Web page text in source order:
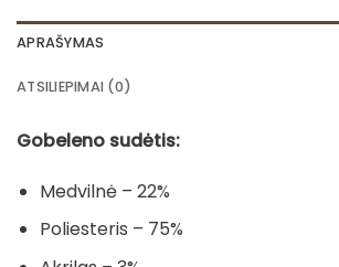
APRAŠYMAS
ATSILIEPIMAI (0)
Gobeleno sudėtis:
Medvilnė – 22%
Poliesteris – 75%